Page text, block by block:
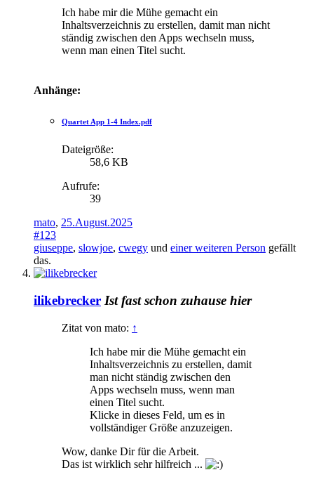
Ich habe mir die Mühe gemacht ein
Inhaltsverzeichnis zu erstellen, damit man nicht
ständig zwischen den Apps wechseln muss,
wenn man einen Titel sucht.
Anhänge:
Quartet App 1-4 Index.pdf
Dateigröße:
58,6 KB
Aufrufe:
39
mato, 25.August.2025
#123
giuseppe, slowjoe, cwegy und einer weiteren Person gefällt
das.
ilikebrecker Ist fast schon zuhause hier
Zitat von mato: ↑
Ich habe mir die Mühe gemacht ein
Inhaltsverzeichnis zu erstellen, damit
man nicht ständig zwischen den
Apps wechseln muss, wenn man
einen Titel sucht.
Klicke in dieses Feld, um es in
vollständiger Größe anzuzeigen.
Wow, danke Dir für die Arbeit.
Das ist wirklich sehr hilfreich ...